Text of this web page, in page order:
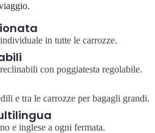
in tutte le carrozze.
con poggiatesta regolabile.
e tra le carrozze per bagagli grandi.
e inglese a ogni fermata.